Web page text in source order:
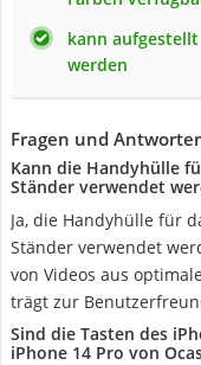
kann aufgestellt
werden
Fragen und
Kann die Handyhülle
Ständer verwendet
Ja, die Handyhülle für
Ständer verwendet
von Videos aus
trägt zur
Sind die Tasten des
iPhone 14 Pro von